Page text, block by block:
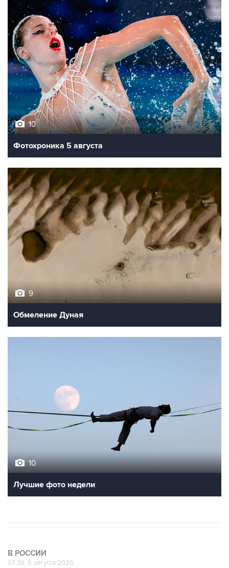
10
Фотохроника 5 августа
9
Обмеление Дуная
10
Лучшие фото недели
В РОССИИ
07:39, 6 августа 2026